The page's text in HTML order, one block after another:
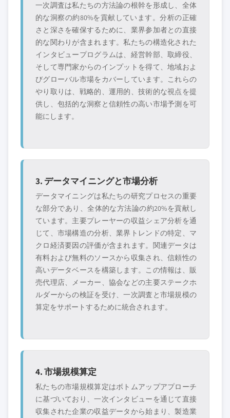
一次調査は私たちの方法論の根幹を形成し、全体
的な洞察の約80%を貢献しています。分析の正確
さと深さを確保するために、業界参加者との直接
的な関わりが含まれます。私たちの構造化された
インタビュープログラムは、経営幹部、取締役、
そして専門家からのインプットを得て、地域およ
びグローバル市場をカバーしています。これらの
やり取りは、戦略的、運用的、技術的な視点を提
供し、包括的な洞察と信頼性の高い市場予測を可
能にします。
3. データマイニングと市場分析
データマイニングは私たちの研究プロセスの重要
な部分であり、全体的な方法論の約20%を貢献し
ています。主要プレーヤーの収益シェア分析を通
じて、市場構造の分析、業界トレンドの特定、マ
クロ経済要因の評価が含まれます。関連データは
有料および無料のソースから収集され、信頼性の
高いデータベースを構築します。この情報は、販
売代理店、メーカー、協会などの主要ステークホ
ルダーからの検証を受け、一次調査と市場規模の
算定をサポートするために統合されます。
4. 市場規模算定
私たちの市場規模算定はボトムアップアプローチ
に基づいており、一次インタビューを通じて直接
収集された企業の収益データから始まり、製造業